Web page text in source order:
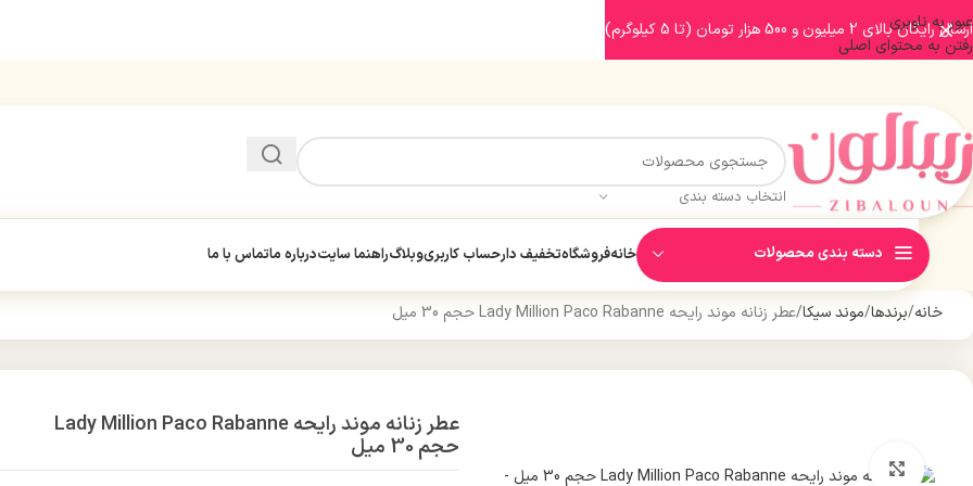
عبور به ناوبری
رفتن به محتوای اصلی
انتخاب دسته بندی
دسته بندی محصولات خانهفروشگاهتخفیف دارحساب کاربریوبلاگراهنما سایتدرباره ماتماس با ما
خانه برندها موند سیکا عطر زنانه موند رایحه Lady Million Paco Rabanne حجم 30 میل
بزرگنمایی تصویر
عطر زنانه موند رایحه Lady Million Paco Rabanne
حجم 30 میل
ارسال رایگان بالای 2 میلیون و 500 هزار تومان (تا 5 کیلوگرم)